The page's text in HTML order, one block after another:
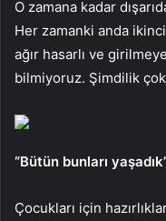
O zamana kadar
Her zamanki anda
ağır hasarlı ve
bilmiyoruz. Şimdilik
“Bütün bunları
Çocukları için